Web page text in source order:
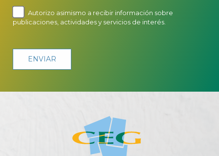
Autorizo asimismo a recibir información sobre
publicaciones, actividades y servicios de interés.